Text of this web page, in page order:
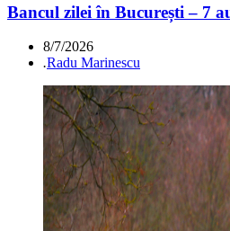
Bancul zilei în București – 7
8/7/2026
.Radu Marinescu